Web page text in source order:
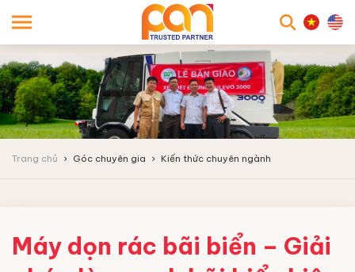
Trang chủ Góc chuyên gia Kiến thức chuyên ngành
Máy dọn rác bãi biển – Giải